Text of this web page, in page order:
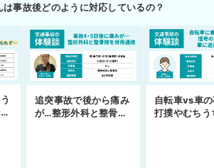
は事故後どのように対応しているの？
追突事故で後から痛み
が…整形外科と整骨院
自転車vs車
打撲やむちう